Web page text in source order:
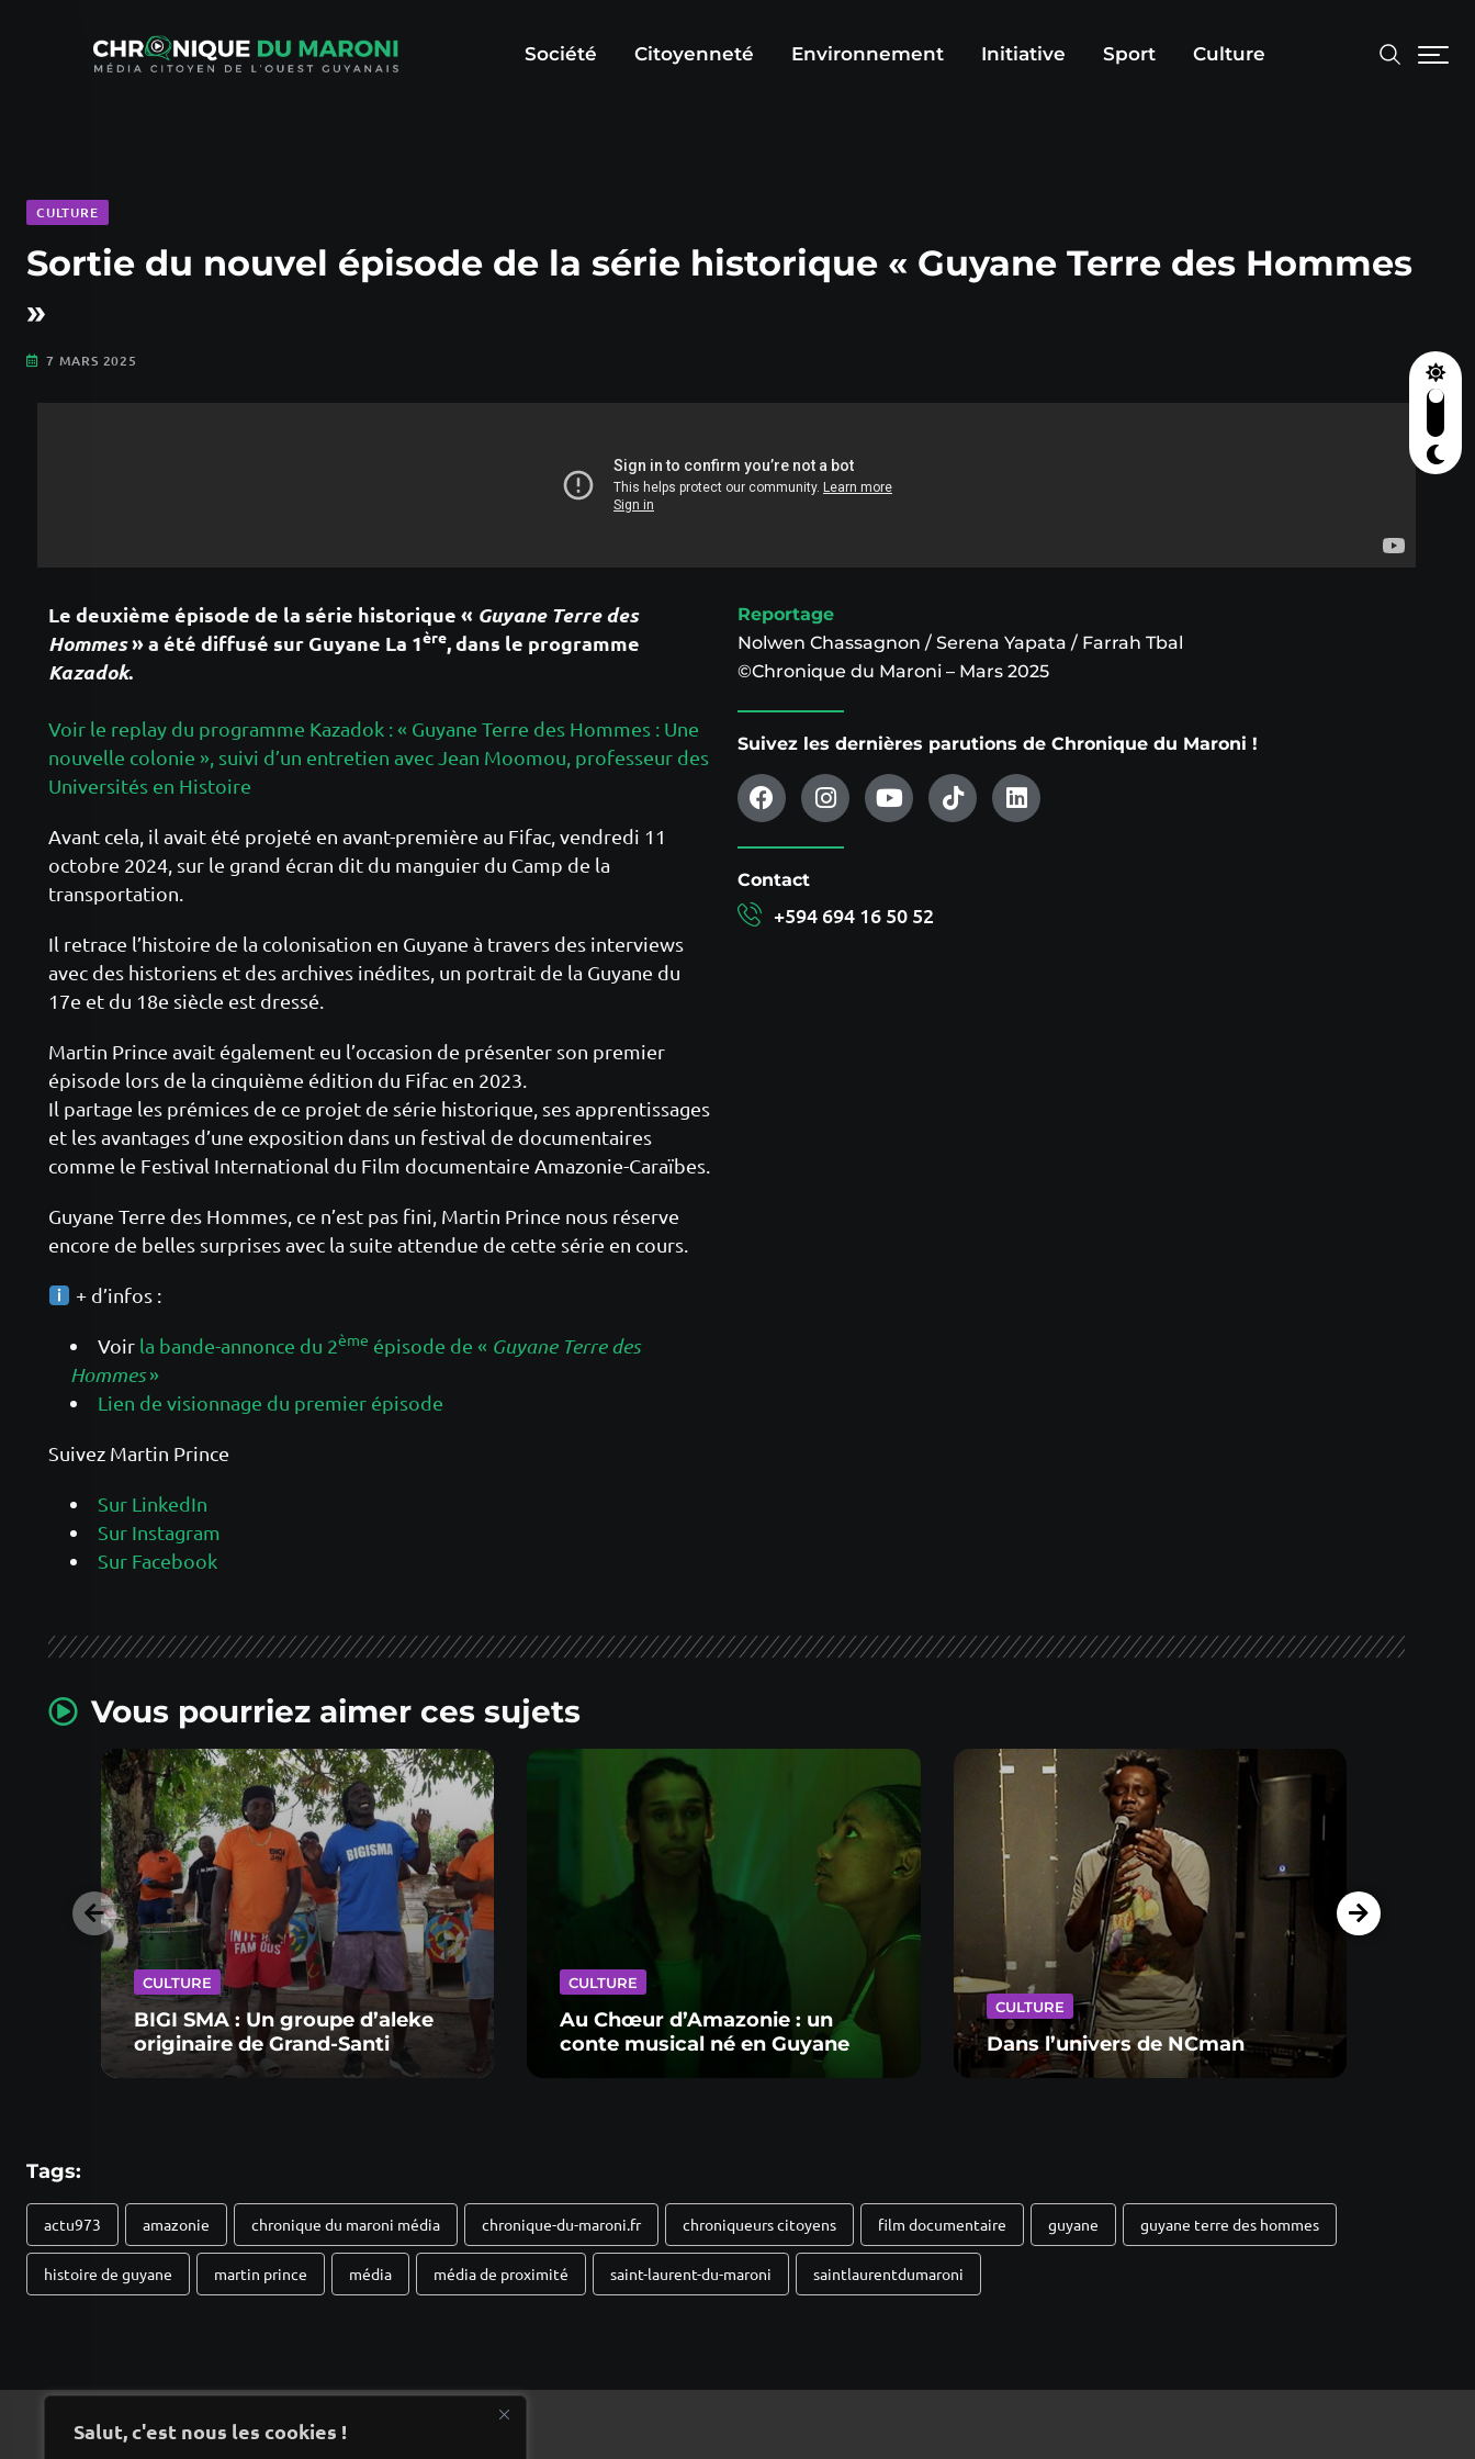
Salut, c'est nous les cookies !
Société Citoyenneté Environnement Initiative Sport Culture
CULTURE
Sortie du nouvel épisode de la série historique « Guyane Terre des Hommes
»
7 MARS 2025
Le deuxième épisode de la série historique « Guyane Terre des
Hommes» a été diffusé sur Guyane La 1ère, dans le programme
Kazadok.
Voir le replay du programme Kazadok : « Guyane Terre des Hommes : Une
nouvelle colonie », suivi d’un entretien avec Jean Moomou, professeur des
Universités en Histoire
Avant cela, il avait été projeté en avant-première au Fifac, vendredi 11
octobre 2024, sur le grand écran dit du manguier du Camp de la
transportation.
Il retrace l’histoire de la colonisation en Guyane à travers des interviews
avec des historiens et des archives inédites, un portrait de la Guyane du
17e et du 18e siècle est dressé.
Martin Prince avait également eu l’occasion de présenter son premier
épisode lors de la cinquième édition du Fifac en 2023.
Il partage les prémices de ce projet de série historique, ses apprentissages
et les avantages d’une exposition dans un festival de documentaires
comme le Festival International du Film documentaire Amazonie-Caraïbes.
Guyane Terre des Hommes, ce n’est pas fini, Martin Prince nous réserve
encore de belles surprises avec la suite attendue de cette série en cours.
+ d’infos :
Voir la bande-annonce du 2ème épisode de « Guyane Terre des
Hommes»
Lien de visionnage du premier épisode
Suivez Martin Prince
Sur LinkedIn
Sur Instagram
Sur Facebook
Reportage
Nolwen Chassagnon / Serena Yapata / Farrah Tbal
©Chronique du Maroni – Mars 2025
Suivez les dernières parutions de Chronique du Maroni !
Contact
+594 694 16 50 52
Vous pourriez aimer ces sujets
CULTURE
BIGI SMA : Un groupe d’aleke
originaire de Grand-Santi
CULTURE
Au Chœur d’Amazonie : un
conte musical né en Guyane
CULTURE
Dans l’univers de NCman
Tags:
actu973 amazonie chronique du maroni média chronique-du-maroni.fr chroniqueurs citoyens film documentaire guyane guyane terre des hommes
histoire de guyane martin prince média média de proximité saint-laurent-du-maroni saintlaurentdumaroni